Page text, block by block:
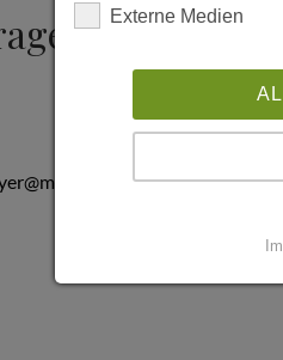
Externe Medien